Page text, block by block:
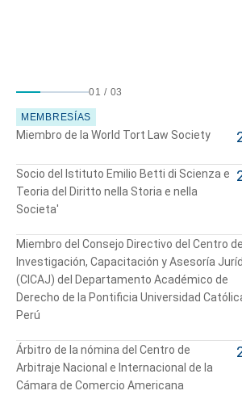
te podemos
01 / 03
MEMBRESÍAS
Miembro de la World Tort Law Society
Socio del Istituto Emilio Betti di Scienza e
Teoria del Diritto nella Storia e nella
Societa'
Miembro del Consejo Directivo del Centro de
Investigación, Capacitación y Asesoría
(CICAJ) del Departamento Académico de
Derecho de la Pontificia Universidad
Perú
Árbitro de la nómina del Centro de
Arbitraje Nacional e Internacional de la
Cámara de Comercio Americana